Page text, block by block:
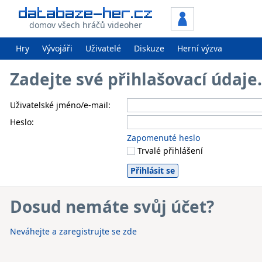
domov všech hráčů videoher
Hry Vývojáři Uživatelé Diskuze Herní výzva
Zadejte své přihlašovací
Uživatelské jméno/e-mail:
Heslo:
Zapomenuté heslo
Trvalé přihlášení
Dosud nemáte svůj účet?
Neváhejte a zaregistrujte se zde